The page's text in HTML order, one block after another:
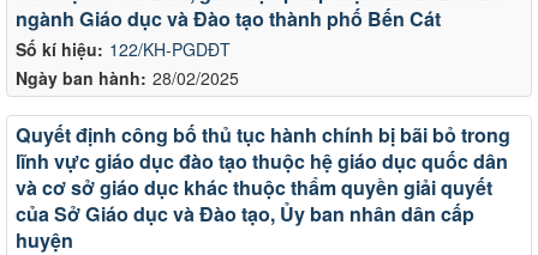
Số kí hiệu: 122/KH-PGDĐT
Ngày ban hành: 28/02/2025
ngành Giáo dục và Đào tạo thành phố Bến Cát
Quyết định công bố thủ tục hành chính bị bãi bỏ trong
lĩnh vực giáo dục đào tạo thuộc hệ giáo dục quốc dân
và cơ sở giáo dục khác thuộc thẩm quyền giải quyết
của Sở Giáo dục và Đào tạo, Ủy ban nhân dân cấp
huyện